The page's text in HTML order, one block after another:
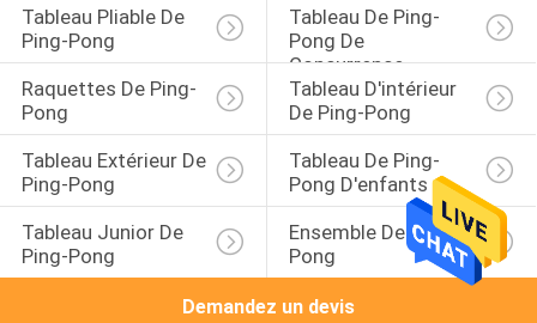
Tableau Pliable De
Ping-Pong
Tableau De Ping-
Pong De
Concurrence
Raquettes De Ping-
Pong
Tableau D'intérieur
De Ping-Pong
Tableau Extérieur De
Ping-Pong
Tableau De Ping-
Pong D'enfants
Tableau Junior De
Ping-Pong
Ensemble De Ping-
Pong
Demandez un devis